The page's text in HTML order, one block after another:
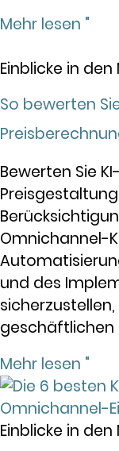
Mehr lesen "
Einblicke in den
So bewerten
Bewerten Sie
Omnichannel-
und des
geschäftlichen
Mehr lesen "
Einblicke in den